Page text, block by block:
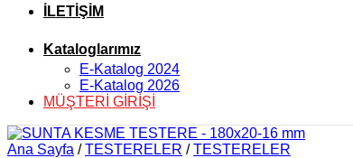
İLETİŞİM
Kataloglarımız
E-Katalog 2024
E-Katalog 2026
MÜŞTERİ GİRİŞİ
Ana Sayfa / TESTERELER / TESTERELER